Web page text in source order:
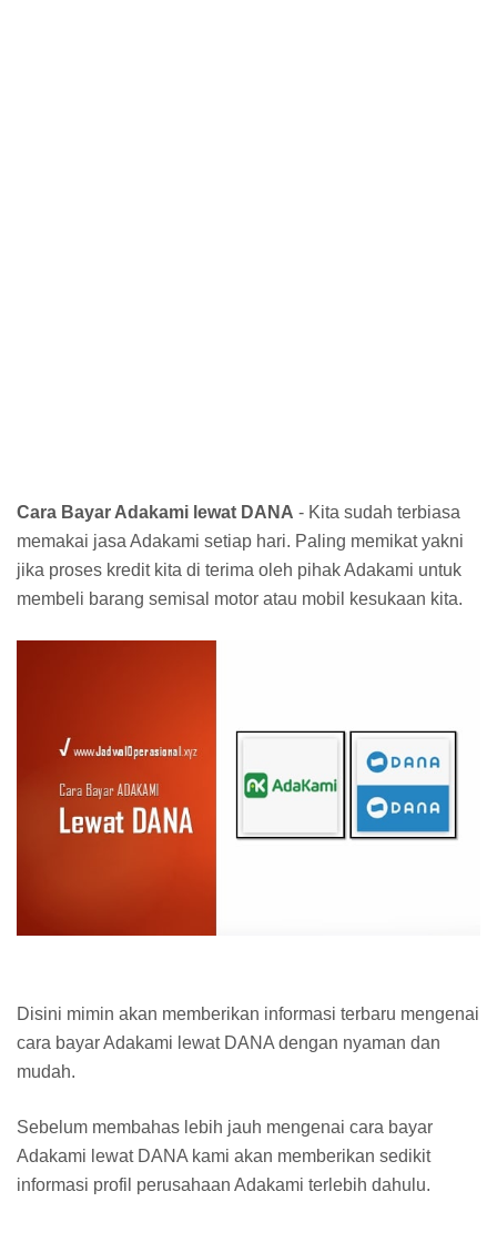
Cara Bayar Adakami lewat DANA - Kita sudah terbiasa
memakai jasa Adakami setiap hari. Paling memikat yakni
jika proses kredit kita di terima oleh pihak Adakami untuk
membeli barang semisal motor atau mobil kesukaan kita.
Disini mimin akan memberikan informasi terbaru mengenai
cara bayar Adakami lewat DANA dengan nyaman dan
mudah.
Sebelum membahas lebih jauh mengenai cara bayar
Adakami lewat DANA kami akan memberikan sedikit
informasi profil perusahaan Adakami terlebih dahulu.